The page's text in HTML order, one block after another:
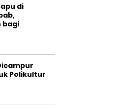
di
bagi
Polikultur